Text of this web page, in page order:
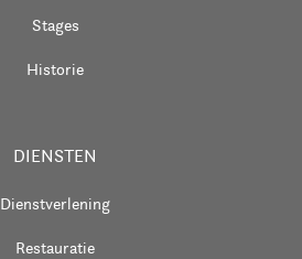
Stages
Historie
DIENSTEN
Dienstverlening
Restauratie